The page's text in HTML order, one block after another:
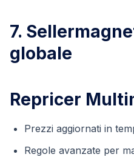
7.
globale
Repricer
Prezzi aggiornati in
Regole avanzate per